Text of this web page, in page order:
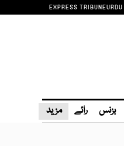
EXPRESS TRIBUNE
بزنس رائے مزید